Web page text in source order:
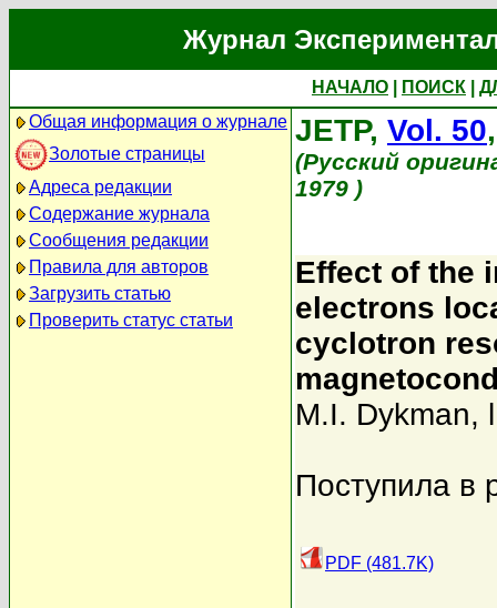
Журнал
НАЧАЛО ПОИСК
Общая информация о журнале
Золотые страницы
Адреса редакции
Содержание журнала
Сообщения редакции
Правила для авторов
Загрузить статью
Проверить статус статьи
JETP, Vol. 50
(Русский
1979 )
Effect of the
electrons
cyclotron
M.I. Dykman,
Поступила в
PDF (481.7K)